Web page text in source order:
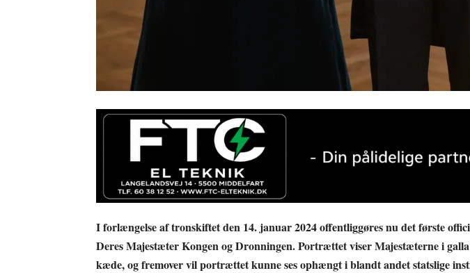
I forlængelse af tronskiftet den 14. januar 2024 offentliggøres nu det første
Deres Majestæter Kongen og Dronningen. Portrættet viser Majestæterne i
kæde, og fremover vil portrættet kunne ses ophængt i blandt andet statslige